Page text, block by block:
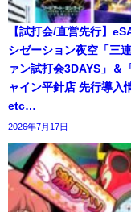
【試打会/直営先行】
シゼーション夜空「三
ァン試打会3DAYS」＆
ャイン平針店 先行導入
etc…
2026年7月17日